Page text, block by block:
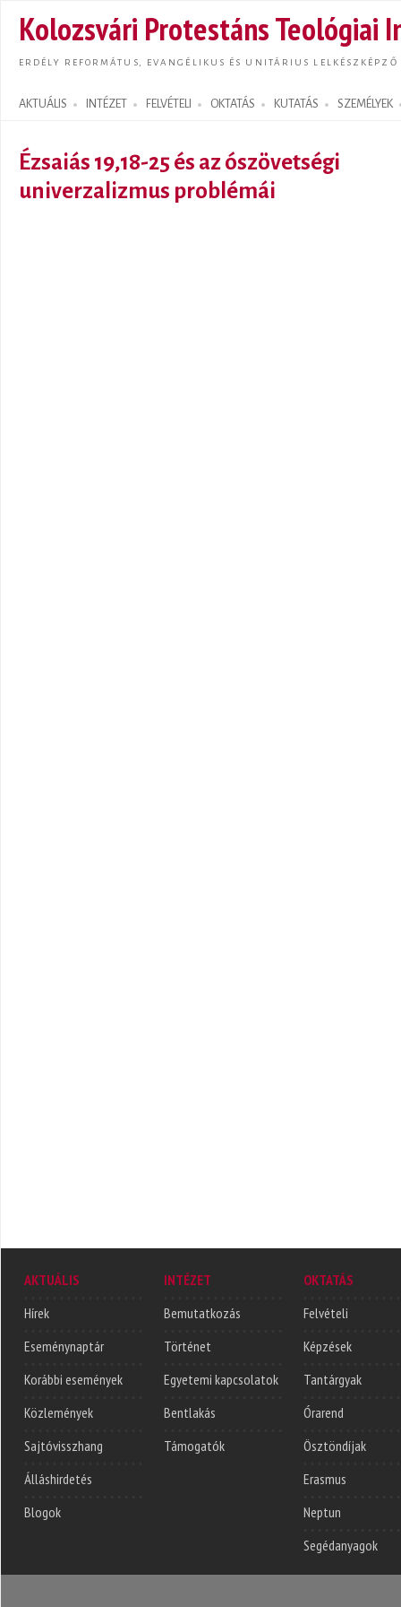
Kolozsvári Protestáns Teológiai
ERDÉLY REFORMÁTUS, EVANGÉLIKUS ÉS UNITÁRIUS LELKÉSZKÉPZŐ
AKTUÁLIS INTÉZET FELVÉTELI OKTATÁS KUTATÁS SZEMÉLYEK
Search form
Ézsaiás 19,18-25 és az ószövetségi
univerzalizmus problémái
AKTUÁLIS
Hírek
Eseménynaptár
Korábbi események
Közlemények
Sajtóvisszhang
Álláshirdetés
Blogok
INTÉZET
Bemutatkozás
Történet
Egyetemi kapcsolatok
Bentlakás
Támogatók
OKTATÁS
Felvételi
Képzések
Tantárgyak
Órarend
Ösztöndíjak
Erasmus
Neptun
Segédanyagok